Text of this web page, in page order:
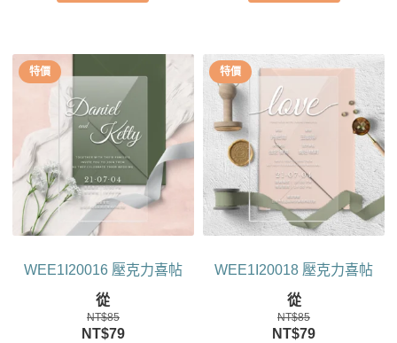
特價
WEE1I20016 壓克力喜帖
從
NT$85
原
NT$79目
特價
WEE1I20018 壓克力喜帖
從
NT$85
原
NT$79目